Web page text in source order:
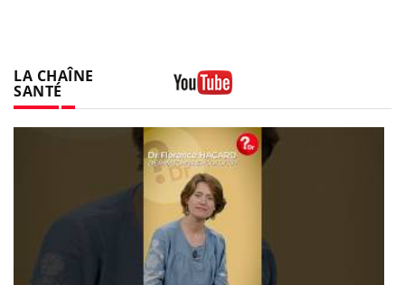
LA CHAÎNE
SANTÉ
Youtube